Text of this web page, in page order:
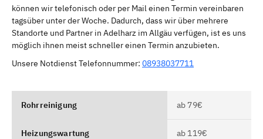
können wir telefonisch oder per Mail einen Termin vereinbaren
tagsüber unter der Woche. Dadurch, dass wir über mehrere
Standorte und Partner in Adelharz im Allgäu verfügen, ist es uns
möglich ihnen meist schneller einen Termin anzubieten.
Unsere Notdienst Telefonnummer: 08938037711
Rohrreinigung ab 79€
Heizungswartung ab 119€